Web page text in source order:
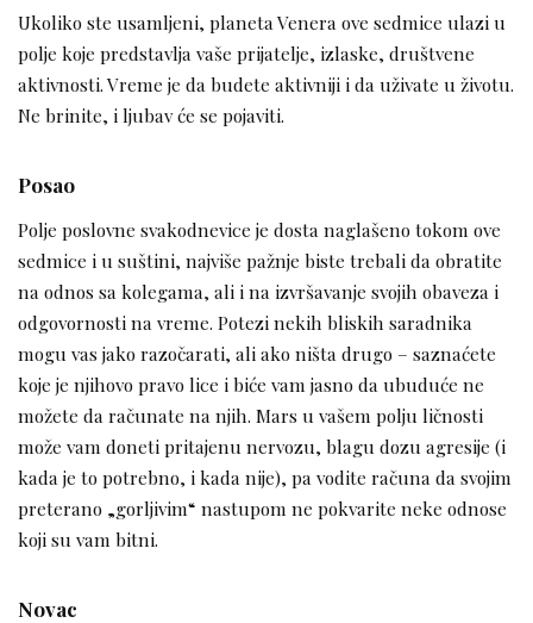
Ukoliko ste usamljeni, planeta Venera ove sedmice ulazi u
polje koje predstavlja vaše prijatelje, izlaske, društvene
aktivnosti. Vreme je da budete aktivniji i da uživate u životu.
Ne brinite, i ljubav će se pojaviti.
Posao
Polje poslovne svakodnevice je dosta naglašeno tokom ove
sedmice i u suštini, najviše pažnje biste trebali da obratite
na odnos sa kolegama, ali i na izvršavanje svojih obaveza i
odgovornosti na vreme. Potezi nekih bliskih saradnika
mogu vas jako razočarati, ali ako ništa drugo – saznaćete
koje je njihovo pravo lice i biće vam jasno da ubuduće ne
možete da računate na njih. Mars u vašem polju ličnosti
može vam doneti pritajenu nervozu, blagu dozu agresije (i
kada je to potrebno, i kada nije), pa vodite računa da svojim
preterano „gorljivim“ nastupom ne pokvarite neke odnose
koji su vam bitni.
Novac